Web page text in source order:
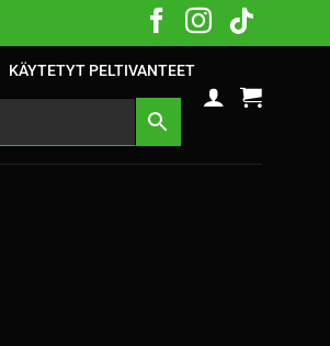
KÄYTETYT PELTIVANTEET